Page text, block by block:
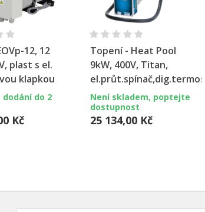
náhled
12, 12
plast s el.
klapkou
dodání do 2
Kč
Rychlý náhled
Topení - Heat Pool
9kW, 400V, Titan,
Není skladem, poptejte
dostupnost
25 134,00 Kč